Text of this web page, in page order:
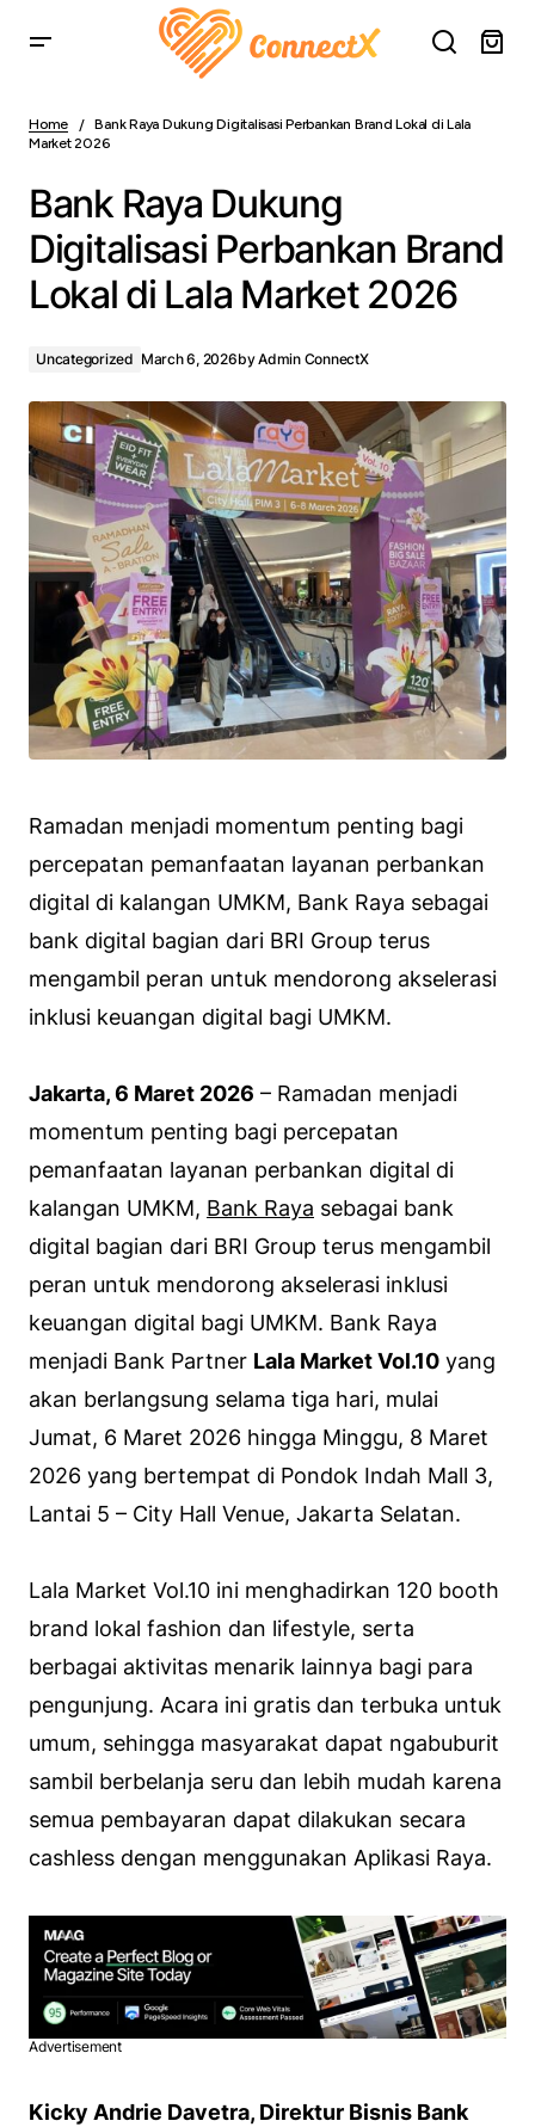
Lala Market 2026
Home
Bank Raya Dukung Digitalisasi Perbankan Brand Lokal di Lala
Market 2026
Bank Raya Dukung
Digitalisasi Perbankan Brand
Lokal di Lala Market 2026
Uncategorized March 6, 2026byAdmin ConnectX
Ramadan menjadi momentum penting bagi
percepatan pemanfaatan layanan perbankan
digital di kalangan UMKM, Bank Raya sebagai
bank digital bagian dari BRI Group terus
mengambil peran untuk mendorong akselerasi
inklusi keuangan digital bagi UMKM.
Jakarta, 6 Maret 2026 – Ramadan menjadi
momentum penting bagi percepatan
pemanfaatan layanan perbankan digital di
kalangan UMKM, Bank Raya sebagai bank
digital bagian dari BRI Group terus mengambil
peran untuk mendorong akselerasi inklusi
keuangan digital bagi UMKM. Bank Raya
menjadi Bank Partner Lala Market Vol.10 yang
akan berlangsung selama tiga hari, mulai
Jumat, 6 Maret 2026 hingga Minggu, 8 Maret
2026 yang bertempat di Pondok Indah Mall 3,
Lantai 5 – City Hall Venue, Jakarta Selatan.
Lala Market Vol.10 ini menghadirkan 120 booth
brand lokal fashion dan lifestyle, serta
berbagai aktivitas menarik lainnya bagi para
pengunjung. Acara ini gratis dan terbuka untuk
umum, sehingga masyarakat dapat ngabuburit
sambil berbelanja seru dan lebih mudah karena
semua pembayaran dapat dilakukan secara
cashless dengan menggunakan Aplikasi Raya.
Advertisement
Kicky Andrie Davetra, Direktur Bisnis Bank